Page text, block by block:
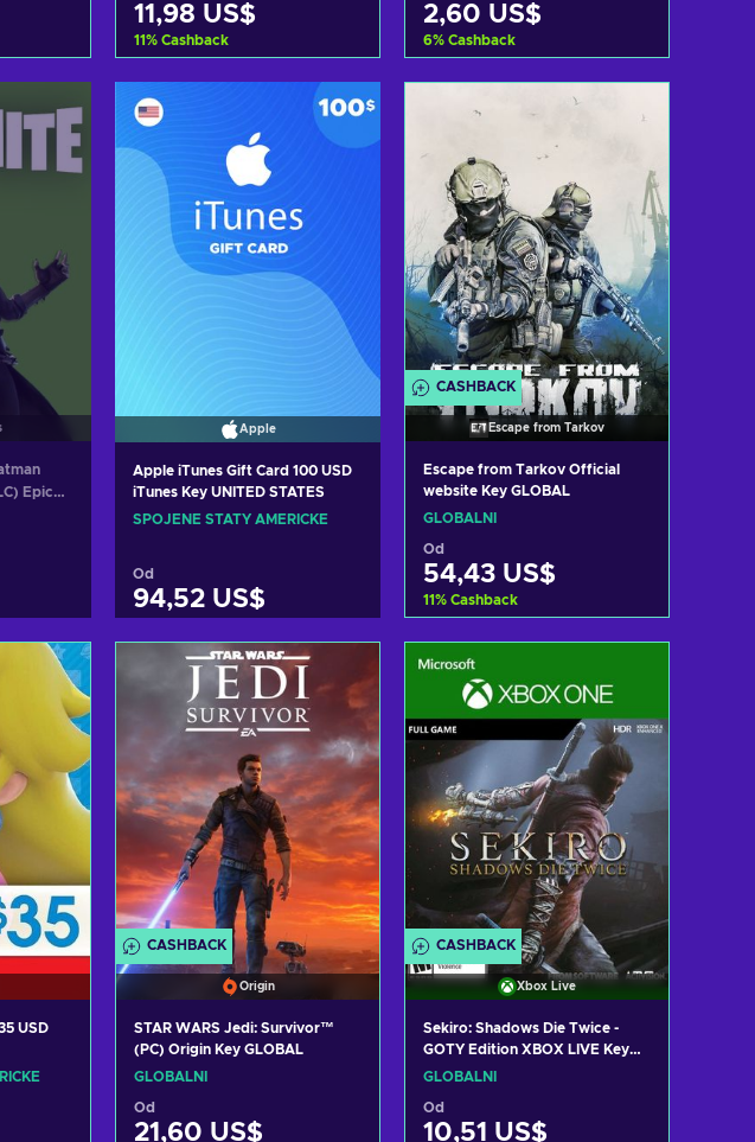
11,98 US$
11% Cashback
Přidat do košíku
Zobrazit nabídky
2,60 US$
6% Cashback
Epic
Apple
Apple iTunes Gift Card 100 USD
iTunes Key UNITED STATES
SPOJENÉ STÁTY AMERICKÉ
Od
94,52 US$
Přidat do košíku
Zobrazit nabídky
CASHBACK
Escape from Tarkov
Escape from Tarkov Official
website Key GLOBAL
GLOBÁLNÍ
Od
54,43 US$
11% Cashback
Zobrazit nabídky
USD
CASHBACK
Origin
STAR WARS Jedi: Survivor™
(PC) Origin Key GLOBAL
GLOBÁLNÍ
Od
21,60 US$
CASHBACK
Xbox Live
Sekiro: Shadows Die Twice -
GOTY Edition XBOX LIVE Key
GLOBAL
GLOBÁLNÍ
Od
10,51 US$